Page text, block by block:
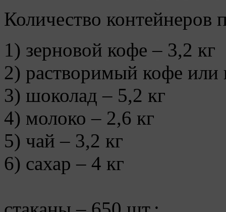
Количество контейнеров
1) зерновой кофе – 3,2 кг
2) растворимый кофе или
3) шоколад – 5,2 кг
4) молоко – 2,6 кг
5) чай – 3,2 кг
6) сахар – 4 кг